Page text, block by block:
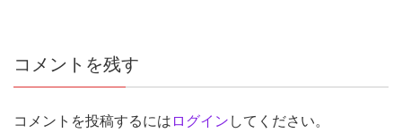
コメントを残す
コメントを投稿するには ログイン してください。